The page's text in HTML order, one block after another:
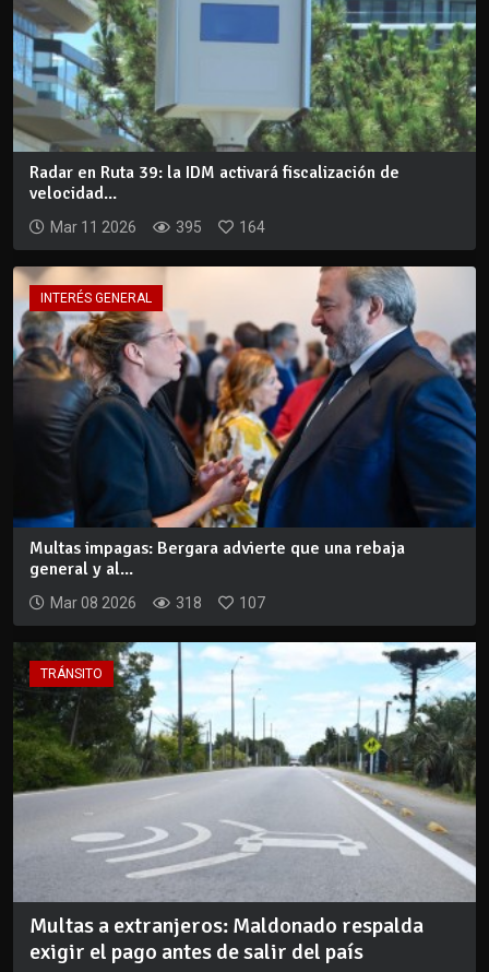
Radar en Ruta 39: la IDM activará fiscalización de
velocidad...
Mar 11 2026 395 164
INTERÉS GENERAL
Multas impagas: Bergara advierte que una rebaja
general y al...
Mar 08 2026 318 107
TRÁNSITO
Multas a extranjeros: Maldonado respalda
exigir el pago antes de salir del país